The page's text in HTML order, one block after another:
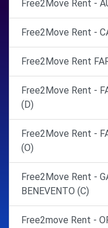
Free2Move Rent -
Free2Move Rent -
Free2Move Rent
Free2Move Rent -
(D)
Free2Move Rent -
(O)
Free2Move Rent -
BENEVENTO (C)
Free2move Rent -